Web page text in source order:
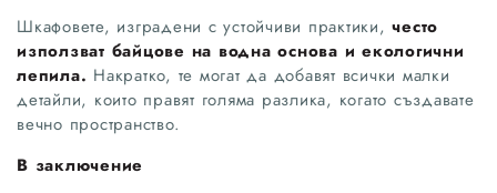
Шкафовете, изградени с устойчиви практики,често
използват байцове на водна основа и екологични
лепила. Накратко, те могат да добавят всички малки
детайли, които правят голяма разлика, когато създавате
вечно пространство.
В заключение